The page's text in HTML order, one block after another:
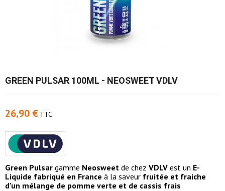
GREEN PULSAR 100ML - NEOSWEET VDLV
26,90 € TTC
Green Pulsar gamme Neosweet de chez VDLV est un E-
Liquide fabriqué en France à la saveur fruitée et fraiche
d'un mélange de pomme verte et de cassis frais